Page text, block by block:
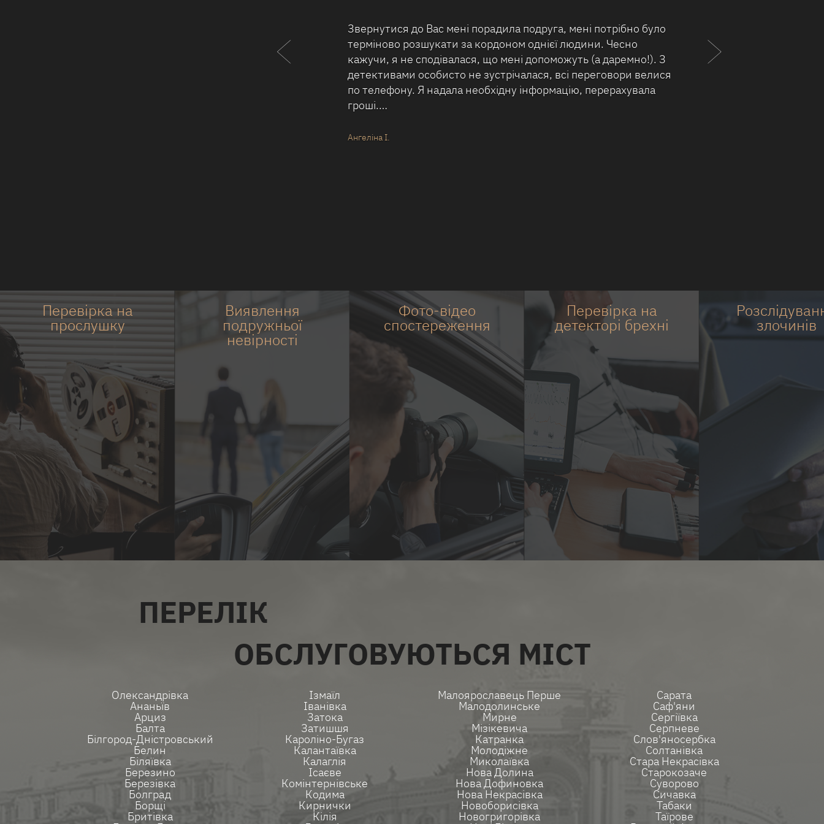
Хочу висловити щиру подяку співробітникам детективного
агентства «Приватний детектив Одеса» за відмінно виконану
роботу та уважне ставлення до замовників! Суть проблеми
викладати не буду - це занадто особисте, але все, про що
домовлялися, виконано чітко в строк, я отримала саме той
результат, на який…
Вдячна клієнтка
Перевірка на
прослушку
Виявлення
подружньої
невірності
Фото-відео
спостереження
Перевірка на
детекторі брехні злочинів
ПЕРЕЛІК
ОБСЛУГОВУЮТЬСЯ МІСТ
Олександрівка
Ананьїв
Арциз
Балта
Білгород-Дністровський
Белин
Біляївка
Березино
Березівка
Болград
Борщі
Бритівка
Ізмаїл
Іванівка
Затока
Затишшя
Кароліно-Бугаз
Калантаївка
Калаглія
Ісаєве
Комінтернівське
Кодима
Кирнички
Кілія
Малоярославець Перше
Малодолинське
Мирне
Мізікевича
Катранка
Молодіжне
Миколаївка
Нова Долина
Нова Дофиновка
Нова Некрасівка
Новоборисівка
Новогригорівка
Сарата
Саф'яни
Сергіївка
Серпневе
Слов'яносербка
Солтанівка
Стара Некрасівка
Старокозаче
Суворово
Сичавка
Табаки
Таїрове